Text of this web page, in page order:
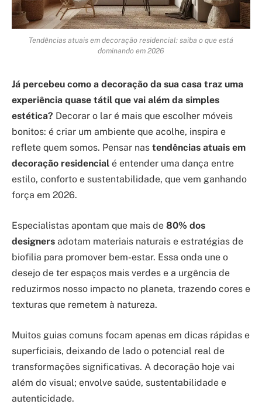
Tendências atuais em decoração residencial: saiba o que está
dominando em 2026
Já percebeu como a decoração da sua casa traz uma
experiência quase tátil que vai além da simples
estética? Decorar o lar é mais que escolher móveis
bonitos: é criar um ambiente que acolhe, inspira e
reflete quem somos. Pensar nas tendências atuais em
decoração residencial é entender uma dança entre
estilo, conforto e sustentabilidade, que vem ganhando
força em 2026.
Especialistas apontam que mais de 80% dos
designers adotam materiais naturais e estratégias de
biofilia para promover bem-estar. Essa onda une o
desejo de ter espaços mais verdes e a urgência de
reduzirmos nosso impacto no planeta, trazendo cores e
texturas que remetem à natureza.
Muitos guias comuns focam apenas em dicas rápidas e
superficiais, deixando de lado o potencial real de
transformações significativas. A decoração hoje vai
além do visual; envolve saúde, sustentabilidade e
autenticidade.